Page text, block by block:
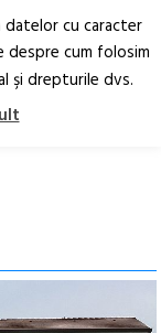
RO EN
datelor cu caracter
despre cum folosim
şi drepturile dvs.